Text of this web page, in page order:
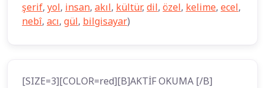
şerif, yol, insan, akıl, kültür, dil, özel, kelime, ecel,
nebî, acı, gül, bilgisayar)
[SIZE=3][COLOR=red][B]AKTİF OKUMA [/B]